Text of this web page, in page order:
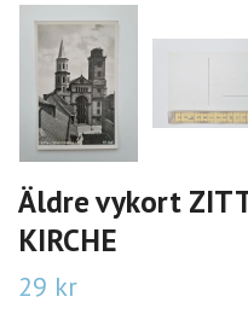
Äldre vykort
KIRCHE
29 kr